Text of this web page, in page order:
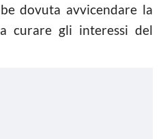
dovuta avvicendare la
a curare gli interessi del